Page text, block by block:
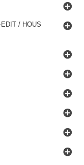
/ HOUS